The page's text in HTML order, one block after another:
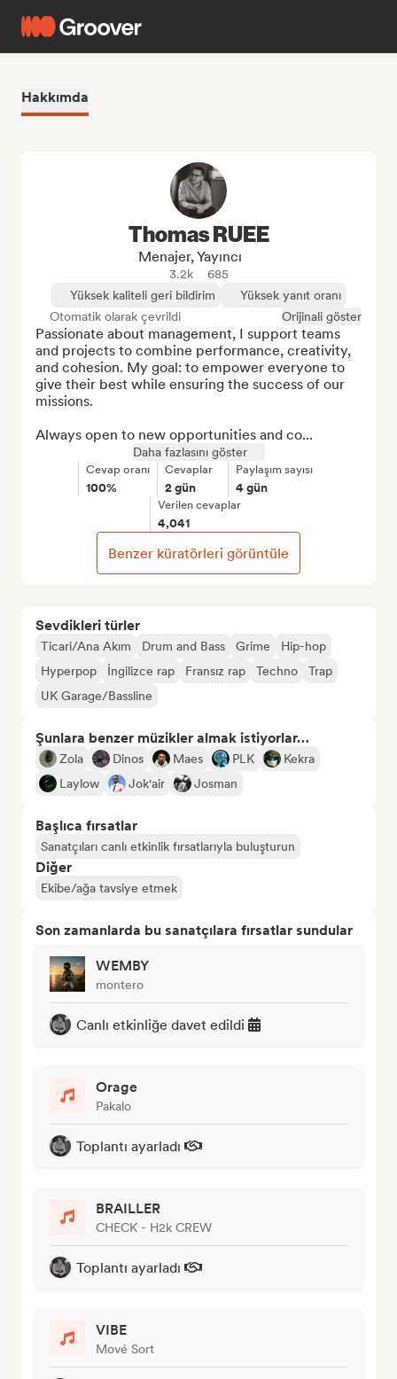
Hakkımda
Sevdikleri türler
Ticari/Ana Akım Drum and Bass Grime
Hip-hop
Hyperpop
İngilizce rap Fransız rap Techno
Trap
UK Garage/Bassline
Şunlara benzer müzikler almak istiyorlar…
Zola Dinos Maes PLK
Kekra
Laylow
Jok'air Josman
Başlıca fırsatlar
Sanatçıları canlı etkinlik fırsatlarıyla buluşturun
Diğer
Ekibe/ağa tavsiye etmek
Son zamanlarda bu sanatçılara fırsatlar sundular
WEMBY
montero
Canlı etkinliğe davet edildi
Orage
Pakalo
Toplantı ayarladı
BRAILLER
CHECK - H2k CREW
Toplantı ayarladı
VIBE
Mové Sort
Thomas RUEE
Menajer, Yayıncı
3.2k
685
Yüksek kaliteli geri bildirim
Yüksek yanıt oranı
Otomatik olarak çevrildi
Orijinali göster
Passionate about management, I support teams
and projects to combine performance, creativity,
and cohesion. My goal: to empower everyone to
give their best while ensuring the success of our
missions.
Always open to new opportunities and co...
Daha fazlasını göster
Cevap oranı
100%
Cevaplar
2 gün
Paylaşım sayısı
4 gün
Verilen cevaplar
4,041
Benzer küratörleri görüntüle